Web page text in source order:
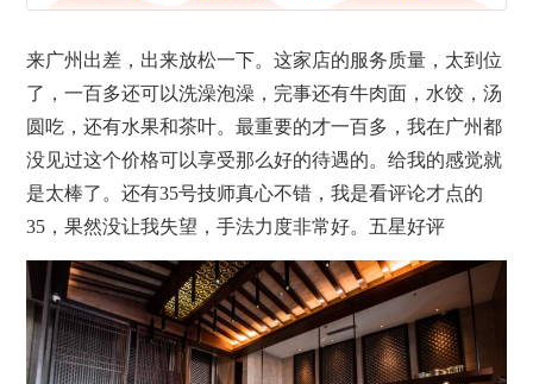
来广州出差，出来放松一下。这家店的服务质量，太到位
了，一百多还可以洗澡泡澡，完事还有牛肉面，水饺，汤
圆吃，还有水果和茶叶。最重要的才一百多，我在广州都
没见过这个价格可以享受那么好的待遇的。给我的感觉就
是太棒了。还有35号技师真心不错，我是看评论才点的
35，果然没让我失望，手法力度非常好。五星好评